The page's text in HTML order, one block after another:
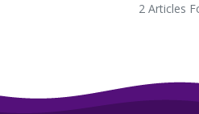
2 Articles